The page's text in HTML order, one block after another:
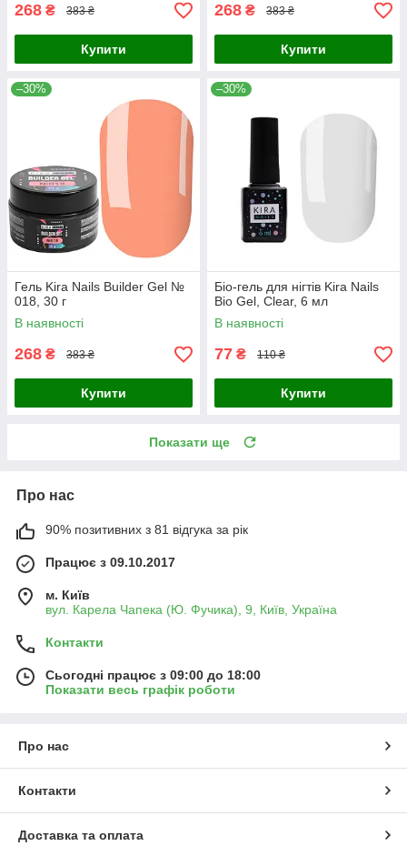
268 ₴ 383 ₴
Купити
268 ₴ 383 ₴
Купити
–30%
Гель Kira Nails Builder Gel №
018, 30 г
В наявності
268 ₴ 383 ₴
Купити
–30%
Біо-гель для нігтів Kira Nails
Bio Gel, Clear, 6 мл
В наявності
77 ₴ 110 ₴
Купити
Показати ще
Про нас
90% позитивних з 81 відгука за рік
Працює з 09.10.2017
м. Київ
вул. Карела Чапека (Ю. Фучика), 9, Київ, Україна
Контакти
Сьогодні працює з 09:00 до 18:00
Показати весь графік роботи
Про нас
Контакти
Доставка та оплата